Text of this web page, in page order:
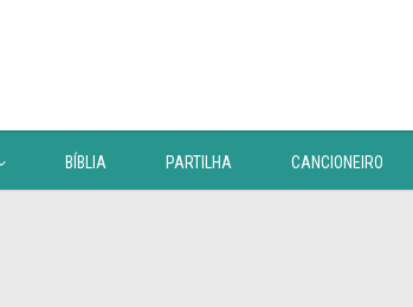
BÍBLIA PARTILHA CANCIONEIRO